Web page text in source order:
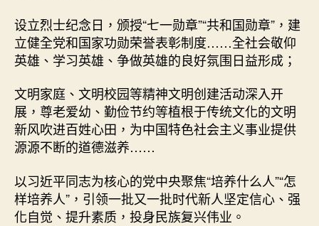
设立烈士纪念日，颁授“七一勋章”“共和国勋章”，建
立健全党和国家功勋荣誉表彰制度……全社会敬仰
英雄、学习英雄、争做英雄的良好氛围日益形成；
文明家庭、文明校园等精神文明创建活动深入开
展，尊老爱幼、勤俭节约等植根于传统文化的文明
新风吹进百姓心田，为中国特色社会主义事业提供
源源不断的道德滋养……
以习近平同志为核心的党中央聚焦“培养什么人”“怎
样培养人”，引领一批又一批时代新人坚定信心、强
化自觉、提升素质，投身民族复兴伟业。